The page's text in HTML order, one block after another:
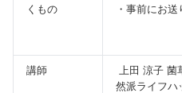
くもの
・事前にお
講師 上田 涼子 菌
然派ライフハ